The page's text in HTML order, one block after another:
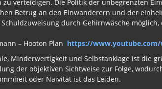
zu verteidigen. Die Politik der unbegrenzten
Betrug an den Einwanderern und der
durch Gehirnwäsche
– Hooton Plan https://www.youtube.com/
Minderwertigkeit und Selbstanklage ist die
der objektiven Sichtweise zur Folge,
oder Naivität ist das Leiden.